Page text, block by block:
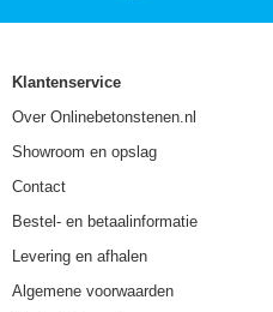
Klantenservice
Over Onlinebetonstenen.nl
Showroom en opslag
Contact
Bestel- en betaalinformatie
Levering en afhalen
Algemene voorwaarden